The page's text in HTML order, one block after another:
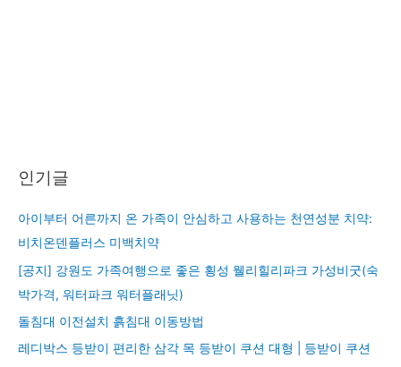
인기글
아이부터 어른까지 온 가족이 안심하고 사용하는 천연성분 치약:
비치온덴플러스 미백치약
[공지] 강원도 가족여행으로 좋은 횡성 웰리힐리파크 가성비굿(숙
박가격, 워터파크 워터플래닛)
돌침대 이전설치 흙침대 이동방법
레디박스 등받이 편리한 삼각 목 등받이 쿠션 대형 | 등받이 쿠션